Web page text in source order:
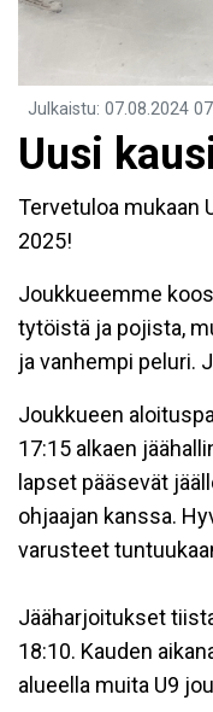
Julkaistu: 07.08.2024
Uusi
Tervetuloa mukaan
2025!
Joukkueemme
tytöistä ja pojista,
ja vanhempi peluri.
Joukkueen
17:15 alkaen
lapset pääsevät
ohjaajan kanssa.
varusteet
Jääharjoitukset
18:10. Kauden
alueella muita U9